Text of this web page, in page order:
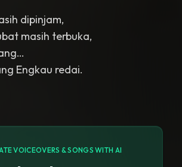
dipinjam,
masih terbuka,
Engkau redai.
VOICEOVERS & SONGS WITH AI